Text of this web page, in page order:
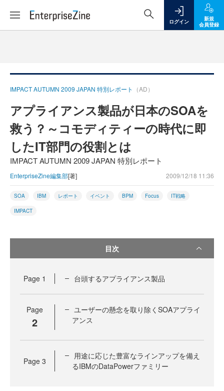
ログイン
新規
会員登録
IMPACT AUTUMN 2009 JAPAN 特別レポート （AD）
アプライアンス製品が日本のSOAを
救う？～コモディティーの時代に即
したIT部門の役割とは
IMPACT AUTUMN 2009 JAPAN 特別レポート
EnterpriseZine編集部[著] 2009/12/18 11:36
SOA IBM レポート イベント BPM Focus IT戦略
IMPACT
目次
Page 1 台頭するアプライアンス製品
Page
2
ユーザーの懸念を取り除くSOAアプライ
アンス
Page 3
用途に応じた豊富なラインアップを備え
るIBMのDataPowerファミリー